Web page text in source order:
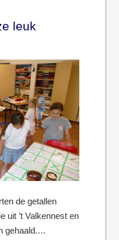
leuk
de getallen
uit ’t Valkennest en
gehaald.…